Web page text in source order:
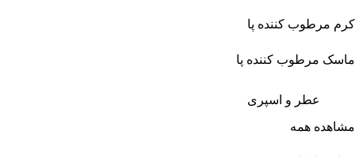
کرم مرطوب کننده پا
ماسک مرطوب کننده پا
عطر و اسپری
مشاهده همه